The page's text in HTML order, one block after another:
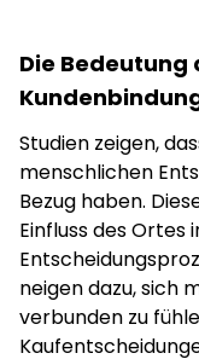
Die
Studien zeigen,
menschlichen
Bezug haben.
Einfluss des Ortes
neigen dazu, sich
verbunden zu